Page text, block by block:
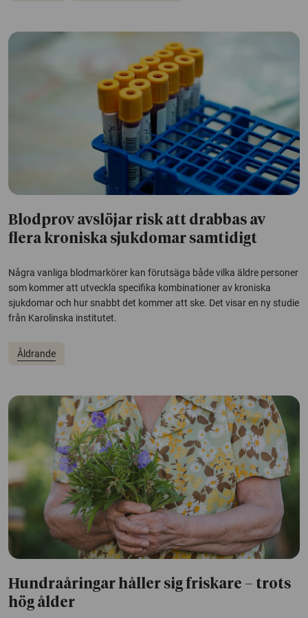
Blodprov avslöjar risk att drabbas av
flera kroniska sjukdomar samtidigt
Några vanliga blodmarkörer kan förutsäga både vilka äldre personer
som kommer att utveckla specifika kombinationer av kroniska
sjukdomar och hur snabbt det kommer att ske. Det visar en ny studie
från Karolinska institutet.
Åldrande
Hundraåringar håller sig friskare – trots
hög ålder